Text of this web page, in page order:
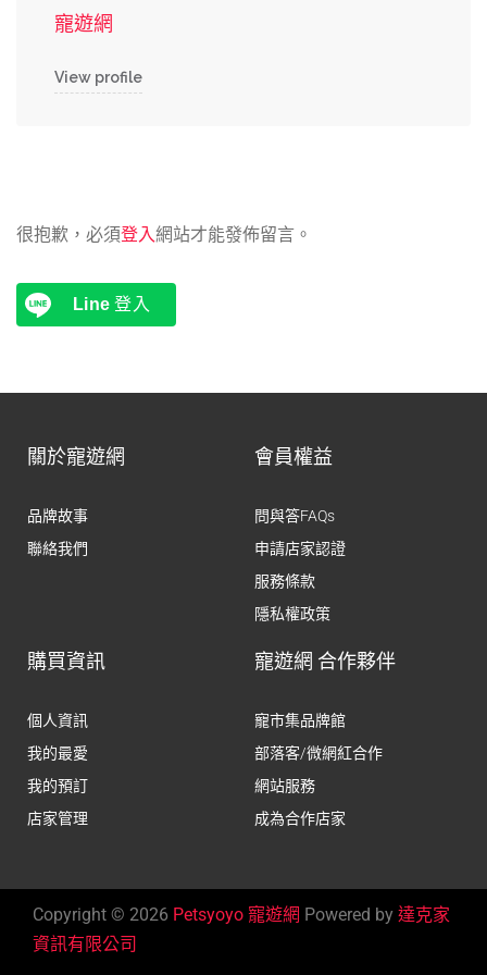
寵遊網
View profile
很抱歉，必須登入網站才能發佈留言。
Line 登入
關於寵遊網
品牌故事
聯絡我們
會員權益
問與答FAQs
申請店家認證
服務條款
隱私權政策
購買資訊
個人資訊
我的最愛
我的預訂
店家管理
寵遊網 合作夥伴
寵市集品牌館
部落客/微網紅合作
網站服務
成為合作店家
Copyright © 2026 Petsyoyo 寵遊網 Powered by 達克家
資訊有限公司